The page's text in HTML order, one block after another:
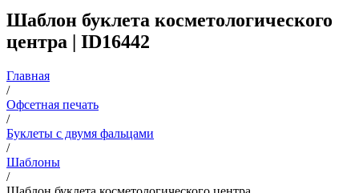
Шаблон буклета косметологического
центра | ID16442
Главная
/
Офсетная печать
/
Буклеты с двумя фальцами
/
Шаблоны
/